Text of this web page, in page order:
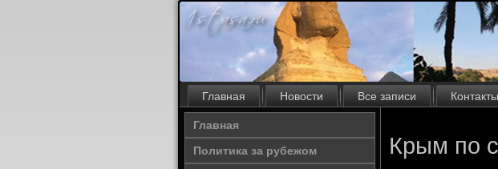
Главная Новости Все записи Контакты
Главная
Политика за рубежом
Крым по